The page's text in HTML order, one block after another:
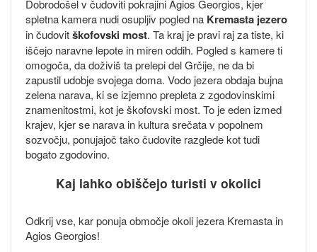
Dobrodošel v čudoviti pokrajini Agios Georgios, kjer
spletna kamera nudi osupljiv pogled na Kremasta jezero
in čudovitškofovski most. Ta kraj je pravi raj za tiste, ki
iščejo naravne lepote in miren oddih. Pogled s kamere ti
omogoča, da doživiš ta prelepi del Grčije, ne da bi
zapustil udobje svojega doma. Vodo jezera obdaja bujna
zelena narava, ki se izjemno prepleta z zgodovinskimi
znamenitostmi, kot je škofovski most. To je eden izmed
krajev, kjer se narava in kultura srečata v popolnem
sozvočju, ponujajoč tako čudovite razglede kot tudi
bogato zgodovino.
Kaj lahko obiščejo turisti v okolici
Odkrij vse, kar ponuja območje okoli jezera Kremasta in
Agios Georgios!